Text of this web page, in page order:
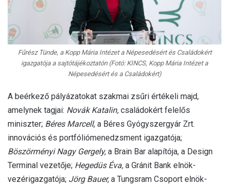
Fűrész Tünde, a Kopp Mária Intézet a Népesedésért és Családokért
igazgatója a sajtótájékoztatón (Fotó: KINCS, Kopp Mária Intézet a
Népesedésért és a Családokért)
A beérkező pályázatokat szakmai zsűri értékeli majd,
amelynek tagjai: Novák Katalin, családokért felelős
miniszter; Béres Marcell, a Béres Gyógyszergyár Zrt.
innovációs és portfóliómenedzsment igazgatója;
Böszörményi Nagy Gergely, a Brain Bar alapítója, a Design
Terminal vezetője; Hegedüs Éva, a Gránit Bank elnök-
vezérigazgatója; Jörg Bauer,a Tungsram Csoport elnök-